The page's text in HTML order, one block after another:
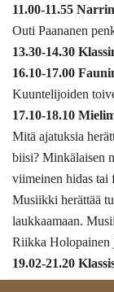
11.00-11.55
Outi Paananen
13.30-14.30
16.10-17.00
Kuuntelijoiden
17.10-18.10
Mitä ajatuksia
biisi? Minkälaisen
viimeinen hidas tai
Musiikki herättää
laukkaamaan.
Riikka Holopainen
19.02-21.20
Angelicum-sarja: